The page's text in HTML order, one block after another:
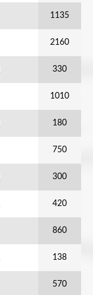
1135
2160
330
1010
180
750
300
420
860
138
570